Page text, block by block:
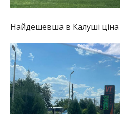
Найдешевша в Калуші